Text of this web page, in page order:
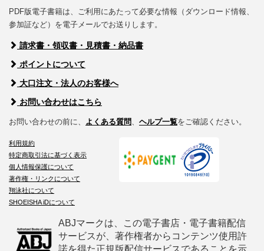
PDF版電子書籍は、ご利用にあたって必要な情報（ダウンロード情報、
参加証など）を電子メールでお送りします。
請求書・領収書・見積書・納品書
ポイントについて
大口注文・法人のお客様へ
お問い合わせはこちら
お問い合わせの前に、 よくある質問 ヘルプ一覧をご確認ください。
利用規約
特定商取引法に基づく表示
個人情報保護について
著作権・リンクについて
翔泳社について
SHOEISHA iDについて
ABJマークは、この電子書店・電子書籍配信
サービスが、著作権者からコンテンツ使用許
諾を得た正規版配信サービスであることを示